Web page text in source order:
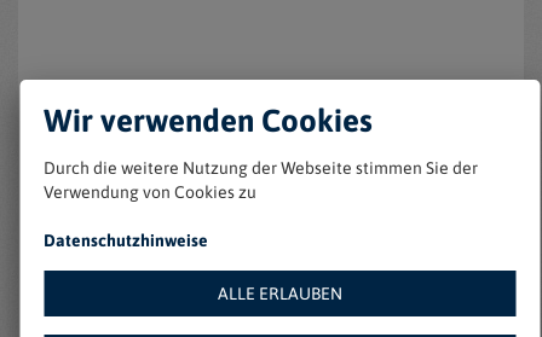
Keine Einträge gefunden
Wir verwenden Cookies
Durch die weitere Nutzung der Webseite stimmen Sie der
Verwendung von Cookies zu
Datenschutzhinweise
ALLE ERLAUBEN